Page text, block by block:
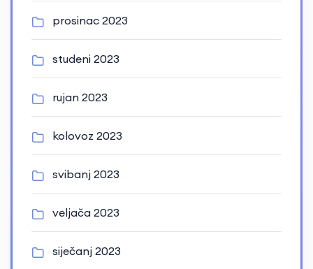
prosinac 2023
studeni 2023
rujan 2023
kolovoz 2023
svibanj 2023
veljača 2023
siječanj 2023